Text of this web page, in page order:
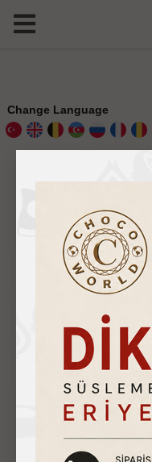
Change Language
Daha Fazla Bilgi
Online İşlemler
Üyelik İşlemleri